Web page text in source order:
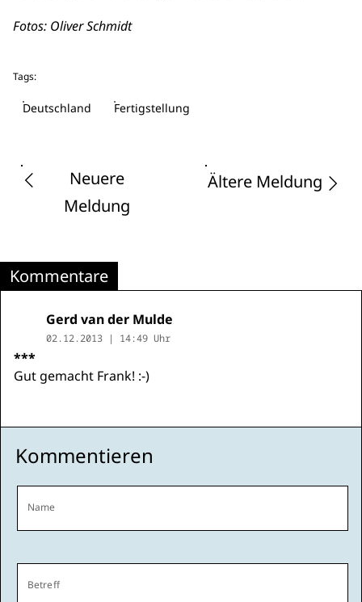
Fotos: Oliver Schmidt
Tags:
Deutschland Fertigstellung
Neuere
Meldung
Ältere Meldung
Kommentare
Gerd van der Mulde
02.12.2013 | 14:49 Uhr
***
Gut gemacht Frank! :-)
Kommentieren
Name
Betreff